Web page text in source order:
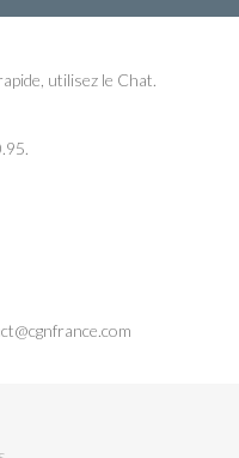
utilisez le Chat.